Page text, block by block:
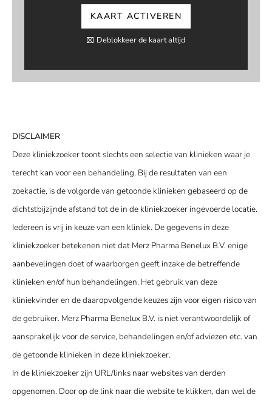
KAART ACTIVEREN
Deblokkeer de kaart altijd
DISCLAIMER
Deze kliniekzoeker toont slechts een selectie van klinieken waar je
terecht kan voor een behandeling. Bij de resultaten van een
zoekactie, is de volgorde van getoonde klinieken gebaseerd op de
dichtstbijzijnde afstand tot de in de kliniekzoeker ingevoerde locatie.
Iedereen is vrij in keuze van een kliniek. De gegevens in deze
kliniekzoeker betekenen niet dat Merz Pharma Benelux B.V. enige
aanbevelingen doet of waarborgen geeft inzake de betreffende
klinieken en/of hun behandelingen. Het gebruik van deze
kliniekvinder en de daaropvolgende keuzes zijn voor eigen risico van
de gebruiker. Merz Pharma Benelux B.V. is niet verantwoordelijk of
aansprakelijk voor de service, behandelingen en/of adviezen etc. van
de getoonde klinieken in deze kliniekzoeker.
In de kliniekzoeker zijn URL/links naar websites van derden
opgenomen. Door op de link naar die website te klikken, dan wel de